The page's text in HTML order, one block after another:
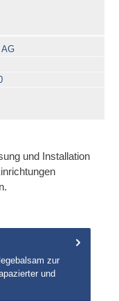
AG
und Installation
zur
und